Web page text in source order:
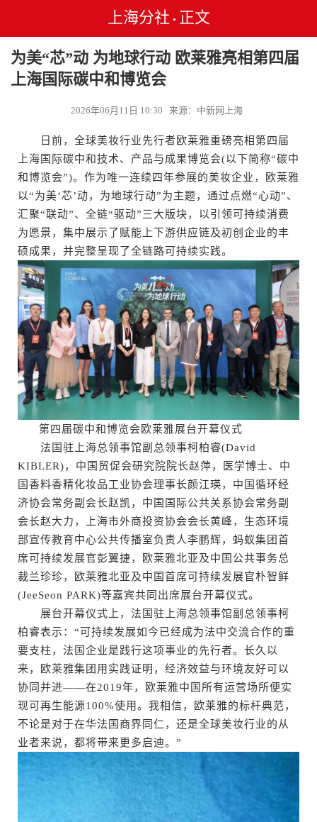
上海分社 • 正文
为美“芯”动 为地球行动 欧莱雅亮相第四届
上海国际碳中和博览会
2026年06月11日 10:30 来源：中新网上海
日前，全球美妆行业先行者欧莱雅重磅亮相第四届
上海国际碳中和技术、产品与成果博览会(以下简称“碳中
和博览会”)。作为唯一连续四年参展的美妆企业，欧莱雅
以“为美‘芯’动，为地球行动”为主题，通过点燃“心动”、
汇聚“联动”、全链“驱动”三大版块，以引领可持续消费
为愿景，集中展示了赋能上下游供应链及初创企业的丰
硕成果，并完整呈现了全链路可持续实践。
第四届碳中和博览会欧莱雅展台开幕仪式
法国驻上海总领事馆副总领事柯柏睿(David
KIBLER)，中国贸促会研究院院长赵萍，医学博士、中
国香料香精化妆品工业协会理事长颜江瑛，中国循环经
济协会常务副会长赵凯，中国国际公共关系协会常务副
会长赵大力，上海市外商投资协会会长黄峰，生态环境
部宣传教育中心公共传播室负责人李鹏辉，蚂蚁集团首
席可持续发展官彭翼捷，欧莱雅北亚及中国公共事务总
裁兰珍珍，欧莱雅北亚及中国首席可持续发展官朴智鲜
(JeeSeon PARK)等嘉宾共同出席展台开幕仪式。
展台开幕仪式上，法国驻上海总领事馆副总领事柯
柏睿表示：“可持续发展如今已经成为法中交流合作的重
要支柱，法国企业是践行这项事业的先行者。长久以
来，欧莱雅集团用实践证明，经济效益与环境友好可以
协同并进——在2019年，欧莱雅中国所有运营场所便实
现可再生能源100%使用。我相信，欧莱雅的标杆典范，
不论是对于在华法国商界同仁，还是全球美妆行业的从
业者来说，都将带来更多启迪。”